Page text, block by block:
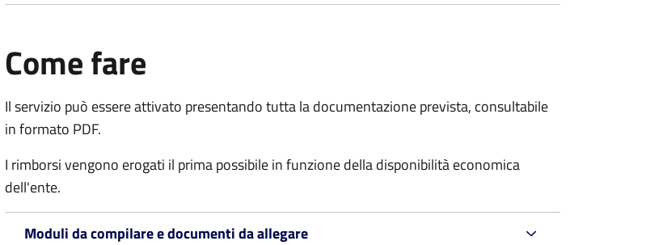
Come fare
Il servizio può essere attivato presentando tutta la documentazione prevista, consultabile
in formato PDF.
I rimborsi vengono erogati il prima possibile in funzione della disponibilità economica
dell'ente.
Moduli da compilare e documenti da allegare